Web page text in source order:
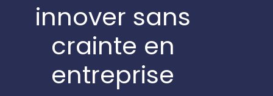
innover sans
crainte en
entreprise